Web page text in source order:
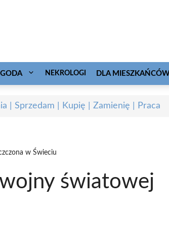
NEKROLOGI DLA
| Sprzedam | Kupię | Zamienię | Praca
w Świeciu
światowej